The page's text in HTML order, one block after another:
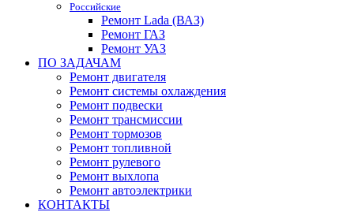
Российские
Ремонт Lada (ВАЗ)
Ремонт ГАЗ
Ремонт УАЗ
ПО ЗАДАЧАМ
Ремонт двигателя
Ремонт системы охлаждения
Ремонт подвески
Ремонт трансмиссии
Ремонт тормозов
Ремонт топливной
Ремонт рулевого
Ремонт выхлопа
Ремонт автоэлектрики
КОНТАКТЫ